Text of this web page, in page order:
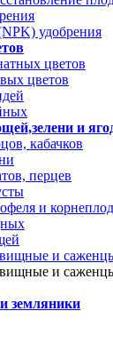
удобрения
цветов
цветов
и
кабачков
перцев
и
и
и
земляники